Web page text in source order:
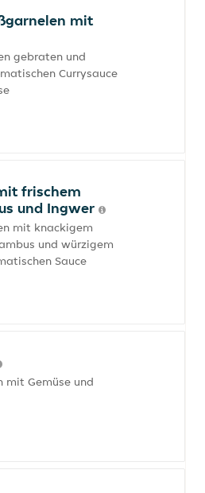
mit
gebraten und
Currysauce
frischem
und Ingwer
mit knackigem
und würzigem
Sauce
mit Gemüse und